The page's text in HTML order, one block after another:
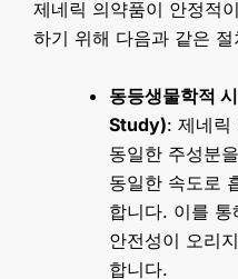
제네릭 의약품이 안정적
하기 위해 다음과 같은
동등생물학적
Study): 제네릭
동일한 주성분
동일한 속도로
합니다. 이를
안전성이 오리
합니다.